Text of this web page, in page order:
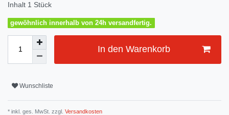
Inhalt 1 Stück
gewöhnlich innerhalb von 24h versandfertig.
In den Warenkorb
Wunschliste
* inkl. ges. MwSt. zzgl. Versandkosten